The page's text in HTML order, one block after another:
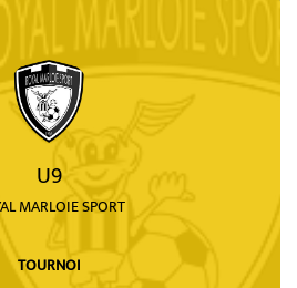
U9
MARLOIE SPORT
TOURNOI